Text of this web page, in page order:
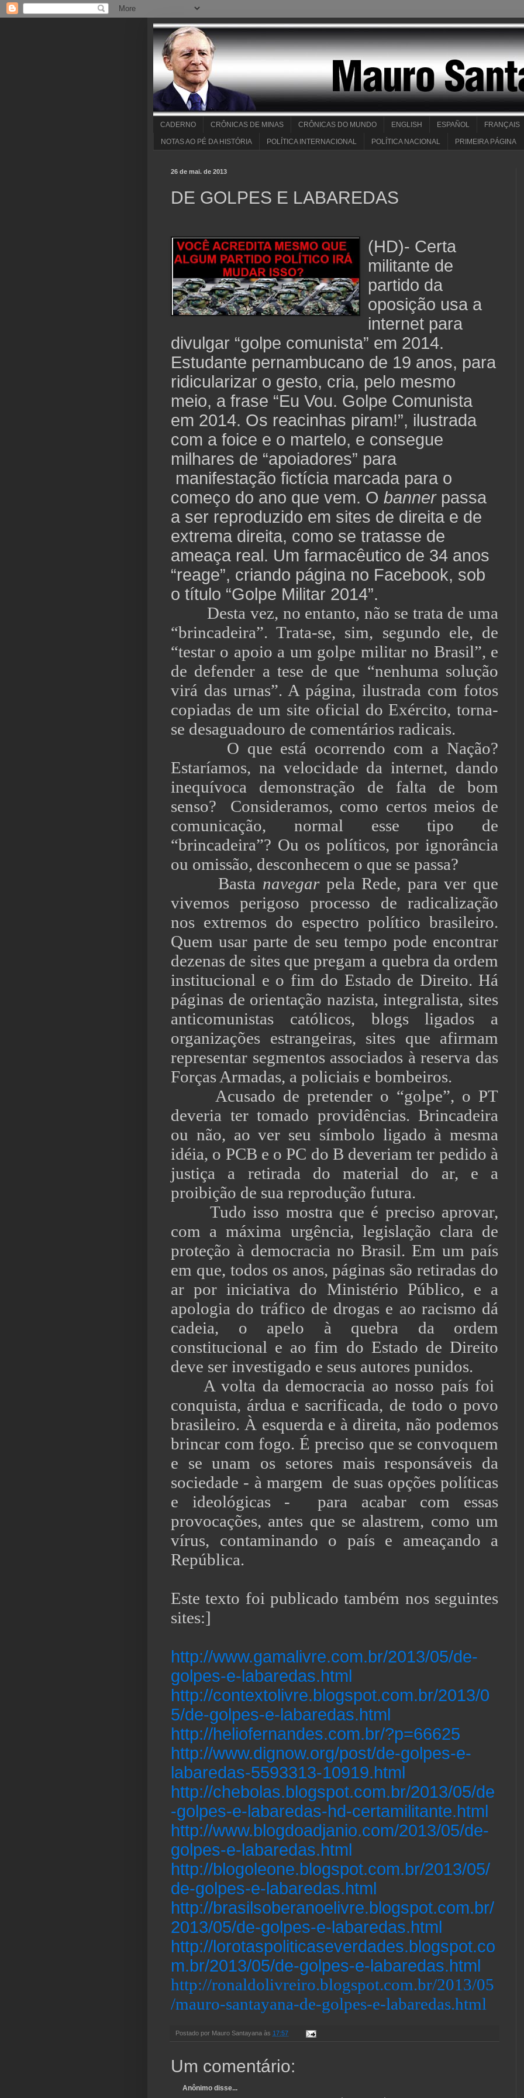
CADERNO CRÔNICAS DE MINAS CRÔNICAS DO MUNDO ENGLISH ESPAÑOL FRANÇAIS
NOTAS AO PÉ DA HISTÓRIA POLÍTICA INTERNACIONAL POLÍTICA NACIONAL PRIMEIRA PÁGINA
26 de mai. de 2013
DE GOLPES E LABAREDAS
(HD)- Certa
militante de
partido da
oposição usa a
internet para
divulgar “golpe comunista” em 2014.
Estudante pernambucano de 19 anos, para
ridicularizar o gesto, cria, pelo mesmo
meio, a frase “Eu Vou. Golpe Comunista
em 2014. Os reacinhas piram!”, ilustrada
com a foice e o martelo, e consegue
milhares de “apoiadores” para
manifestação fictícia marcada para o
começo do ano que vem. O bannerpassa
a ser reproduzido em sites de direita e de
extrema direita, como se tratasse de
ameaça real. Um farmacêutico de 34 anos
“reage”, criando página no Facebook, sob
o título “Golpe Militar 2014”.
Desta vez, no entanto, não se trata de uma
“brincadeira”. Trata-se, sim, segundo ele, de
“testar o apoio a um golpe militar no Brasil”, e
de defender a tese de que “nenhuma solução
virá das urnas”. A página, ilustrada com fotos
copiadas de um site oficial do Exército, torna-
se desaguadouro de comentários radicais.
O que está ocorrendo com a Nação?
Estaríamos, na velocidade da internet, dando
inequívoca demonstração de falta de bom
senso? Consideramos, como certos meios de
comunicação, normal esse tipo de
“brincadeira”? Ou os políticos, por ignorância
ou omissão, desconhecem o que se passa?
Basta navegarpela Rede, para ver que
vivemos perigoso processo de radicalização
nos extremos do espectro político brasileiro.
Quem usar parte de seu tempo pode encontrar
dezenas de sites que pregam a quebra da ordem
institucional e o fim do Estado de Direito. Há
páginas de orientação nazista, integralista, sites
anticomunistas católicos, blogs ligados a
organizações estrangeiras, sites que afirmam
representar segmentos associados à reserva das
Forças Armadas, a policiais e bombeiros.
Acusado de pretender o “golpe”, o PT
deveria ter tomado providências. Brincadeira
ou não, ao ver seu símbolo ligado à mesma
idéia, o PCB e o PC do B deveriam ter pedido à
justiça a retirada do material do ar, e a
proibição de sua reprodução futura.
Tudo isso mostra que é preciso aprovar,
com a máxima urgência, legislação clara de
proteção à democracia no Brasil. Em um país
em que, todos os anos, páginas são retiradas do
ar por iniciativa do Ministério Público, e a
apologia do tráfico de drogas e ao racismo dá
cadeia, o apelo à quebra da ordem
constitucional e ao fim do Estado de Direito
deve ser investigado e seus autores punidos.
A volta da democracia ao nosso país foi
conquista, árdua e sacrificada, de todo o povo
brasileiro. À esquerda e à direita, não podemos
brincar com fogo. É preciso que se convoquem
e se unam os setores mais responsáveis da
sociedade - à margem de suas opções políticas
e ideológicas - para acabar com essas
provocações, antes que se alastrem, como um
vírus, contaminando o país e ameaçando a
República.
Este texto foi publicado também nos seguintes
sites:]
http://www.gamalivre.com.br/2013/05/de-
golpes-e-labaredas.html
http://contextolivre.blogspot.com.br/2013/0
5/de-golpes-e-labaredas.html
http://heliofernandes.com.br/?p=66625
http://www.dignow.org/post/de-golpes-e-
labaredas-5593313-10919.html
http://chebolas.blogspot.com.br/2013/05/de
-golpes-e-labaredas-hd-certamilitante.html
http://www.blogdoadjanio.com/2013/05/de-
golpes-e-labaredas.html
http://blogoleone.blogspot.com.br/2013/05/
de-golpes-e-labaredas.html
http://brasilsoberanoelivre.blogspot.com.br/
2013/05/de-golpes-e-labaredas.html
http://lorotaspoliticaseverdades.blogspot.co
m.br/2013/05/de-golpes-e-labaredas.html
http://ronaldolivreiro.blogspot.com.br/2013/05
/mauro-santayana-de-golpes-e-labaredas.html
Postado por Mauro Santayana às 17:57
Um comentário:
Anônimo disse...